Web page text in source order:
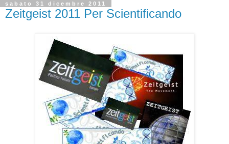
sabato 31 dicembre 2011
Zeitgeist 2011 Per Scientificando